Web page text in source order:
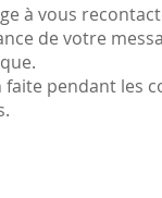
à vous
de votre
faite pendant les